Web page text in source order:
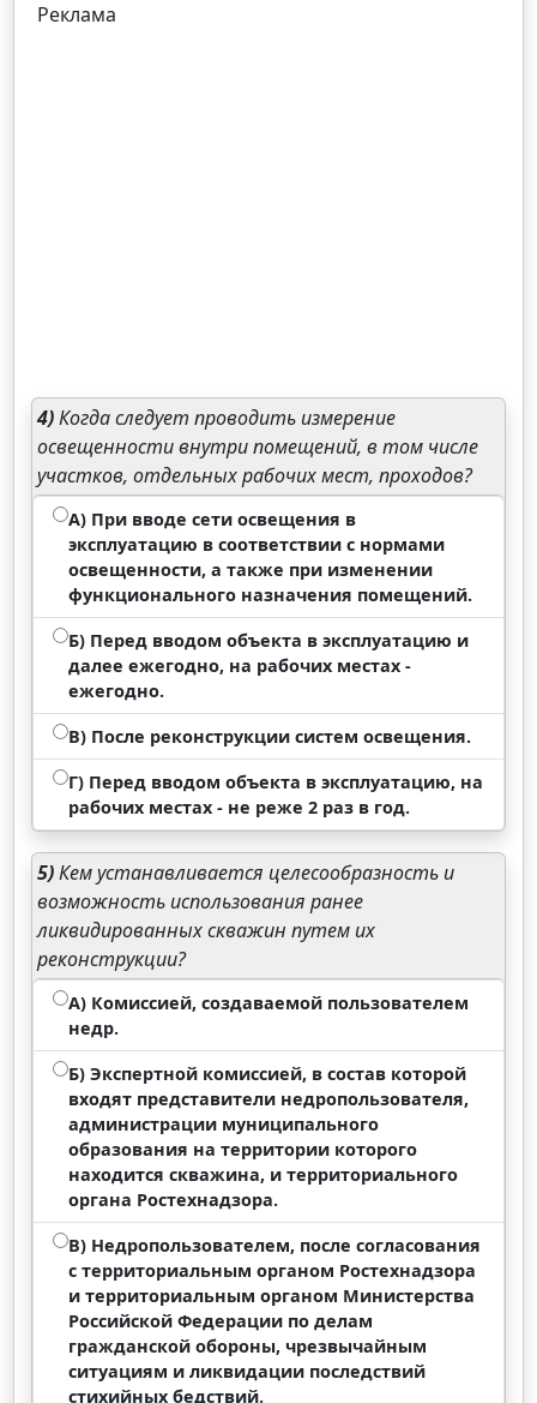
Реклама
4)Когда следует проводить измерение
освещенности внутри помещений, в том числе
участков, отдельных рабочих мест, проходов?
А) При вводе сети освещения в
эксплуатацию в соответствии с нормами
освещенности, а также при изменении
функционального назначения помещений.
Б) Перед вводом объекта в эксплуатацию и
далее ежегодно, на рабочих местах -
ежегодно.
В) После реконструкции систем освещения.
Г) Перед вводом объекта в эксплуатацию, на
рабочих местах - не реже 2 раз в год.
5)Кем устанавливается целесообразность и
возможность использования ранее
ликвидированных скважин путем их
реконструкции?
А) Комиссией, создаваемой пользователем
недр.
Б) Экспертной комиссией, в состав которой
входят представители недропользователя,
администрации муниципального
образования на территории которого
находится скважина, и территориального
органа Ростехнадзора.
В) Недропользователем, после согласования
с территориальным органом Ростехнадзора
и территориальным органом Министерства
Российской Федерации по делам
гражданской обороны, чрезвычайным
ситуациям и ликвидации последствий
стихийных бедствий.